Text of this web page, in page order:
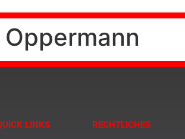
LINKS RECHTLICHES